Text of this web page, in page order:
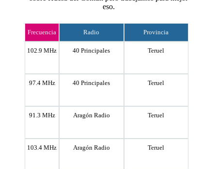
eso.
Frecuencia Radio Provincia
102.9 MHz 40 Principales Teruel
97.4 MHz 40 Principales Teruel
91.3 MHz Aragón Radio Teruel
103.4 MHz Aragón Radio Teruel